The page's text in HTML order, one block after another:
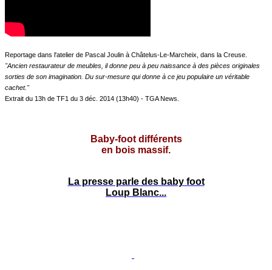
Reportage dans l'atelier de Pascal Joulin à Châtelus-Le-Marcheix, dans la Creuse.
"Ancien restaurateur de meubles, il donne peu à peu naissance à des pièces originales
sorties de son imagination. Du sur-mesure qui donne à ce jeu populaire un véritable
cachet."
Extrait du 13h de TF1 du 3 déc. 2014 (13h40) - TGA News.
Baby-foot différents
en bois massif.
La presse parle des baby foot
Loup Blanc...